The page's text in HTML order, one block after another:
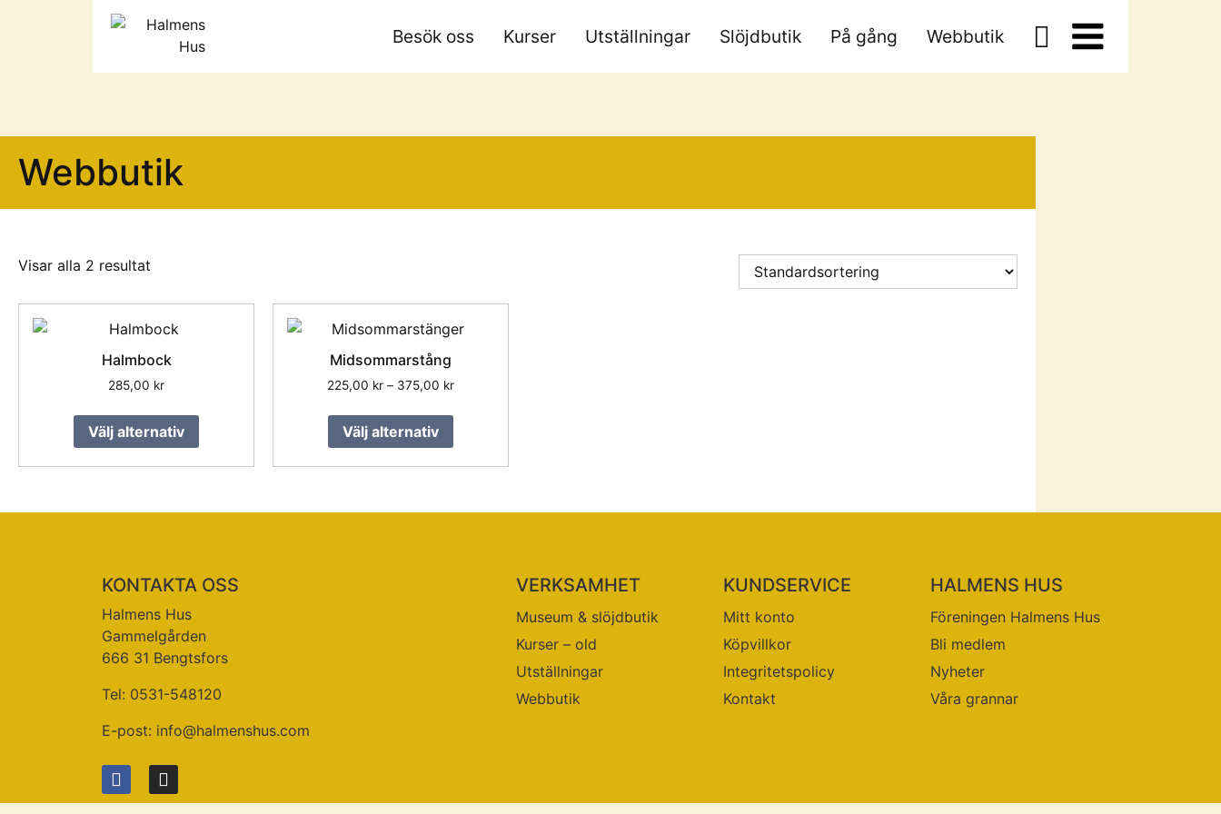
Besök oss Kurser Utställningar Slöjdbutik På gång Webbutik
Webbutik
Visar alla 2 resultat
Halmbock
285,00 kr
Välj alternativ
Midsommarstång
225,00 kr – 375,00 kr
Välj alternativ
KONTAKTA OSS
Halmens Hus
Gammelgården
666 31 Bengtsfors
Tel: 0531-548120
E-post: info@halmenshus.com
VERKSAMHET
Museum & slöjdbutik
Kurser – old
Utställningar
Webbutik
KUNDSERVICE
Mitt konto
Köpvillkor
Integritetspolicy
Kontakt
HALMENS HUS
Föreningen Halmens Hus
Bli medlem
Nyheter
Våra grannar